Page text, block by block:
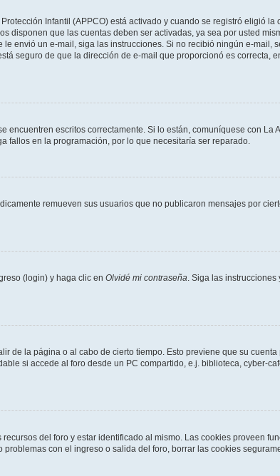
Infantil (APPCO) está activado y cuando se registró eligió la
disponen que las cuentas deben ser activadas, ya sea por usted
envió un e-mail, siga las instrucciones. Si no recibió ningún e-mail,
seguro de que la dirección de e-mail que proporcionó es correcta,
escritos correctamente. Si lo están, comuníquese con La
fallos en la programación, por lo que necesitaría ser reparado.
remueven sus usuarios que no publicaron mensajes por
(login) y haga clic en Olvidé mi contraseña. Siga las instrucciones
de la página o al cabo de cierto tiempo. Esto previene que su
si accede al foro desde un PC compartido, e.j. biblioteca, cyber-
del foro y estar identificado al mismo. Las cookies proveen
con el ingreso o salida del foro, borrar las cookies